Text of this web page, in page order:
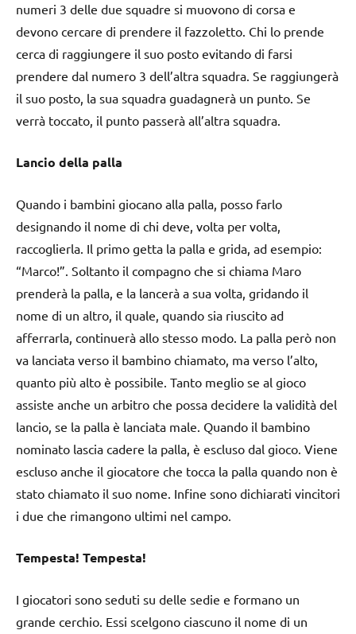
numeri 3 delle due squadre si muovono di corsa e
devono cercare di prendere il fazzoletto. Chi lo prende
cerca di raggiungere il suo posto evitando di farsi
prendere dal numero 3 dell’altra squadra. Se raggiungerà
il suo posto, la sua squadra guadagnerà un punto. Se
verrà toccato, il punto passerà all’altra squadra.
Lancio della palla
Quando i bambini giocano alla palla, posso farlo
designando il nome di chi deve, volta per volta,
raccoglierla. Il primo getta la palla e grida, ad esempio:
“Marco!”. Soltanto il compagno che si chiama Maro
prenderà la palla, e la lancerà a sua volta, gridando il
nome di un altro, il quale, quando sia riuscito ad
afferrarla, continuerà allo stesso modo. La palla però non
va lanciata verso il bambino chiamato, ma verso l’alto,
quanto più alto è possibile. Tanto meglio se al gioco
assiste anche un arbitro che possa decidere la validità del
lancio, se la palla è lanciata male. Quando il bambino
nominato lascia cadere la palla, è escluso dal gioco. Viene
escluso anche il giocatore che tocca la palla quando non è
stato chiamato il suo nome. Infine sono dichiarati vincitori
i due che rimangono ultimi nel campo.
Tempesta! Tempesta!
I giocatori sono seduti su delle sedie e formano un
grande cerchio. Essi scelgono ciascuno il nome di un